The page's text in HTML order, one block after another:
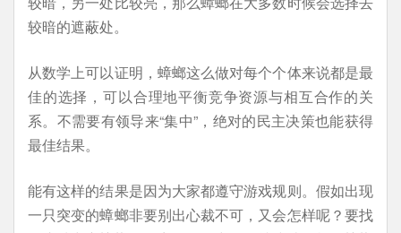
较暗的遮蔽处。
从数学上可以证明，蟑螂这么做对每个个体来说都是最
佳的选择，可以合理地平衡竞争资源与相互合作的关
系。不需要有领导来“集中”，绝对的民主决策也能获得
最佳结果。
能有这样的结果是因为大家都遵守游戏规则。假如出现
一只突变的蟑螂非要别出心裁不可，又会怎样呢？要找